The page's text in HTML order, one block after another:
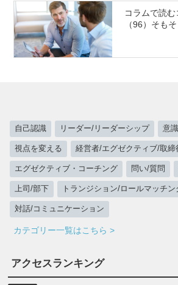
コラムで読む
（96）そも
自己認識 リーダー/リーダーシップ 意
視点を変える 経営者/エグゼクティブ/取締
エグゼクティブ・コーチング 問い/質問
上司/部下 トランジション/ロールマッチン
対話/コミュニケーション
カテゴリー一覧はこちら >
アクセスランキング